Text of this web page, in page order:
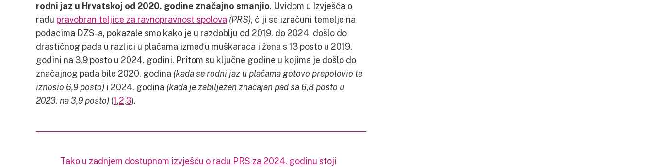
rodni jaz u Hrvatskoj od 2020. godine značajno smanjio. Uvidom u Izvješća o
radu pravobraniteljice za ravnopravnost spolova (PRS), čiji se izračuni temelje na
podacima DZS-a, pokazale smo kako je u razdoblju od 2019. do 2024. došlo do
drastičnog pada u razlici u plaćama između muškaraca i žena s 13 posto u 2019.
godini na 3,9 posto u 2024. godini. Pritom su ključne godine u kojima je došlo do
značajnog pada bile 2020. godina (kada se rodni jaz u plaćama gotovo prepolovio te
iznosio 6,9 posto) i 2024. godina (kada je zabilježen značajan pad sa 6,8 posto u
2023. na 3,9 posto) (1,2,3).
Tako u zadnjem dostupnom izvješću o radu PRS za 2024. godinu stoji